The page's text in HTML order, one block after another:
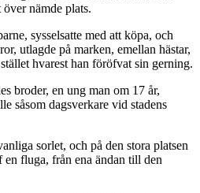
nämde plats.
sysselsatte med att köpa, och
utlagde på marken, emellan hästar,
hvarest han föröfvat sin gerning.
broder, en ung man om 17 år,
såsom dagsverkare vid stadens
sorlet, och på den stora platsen
fluga, från ena ändan till den